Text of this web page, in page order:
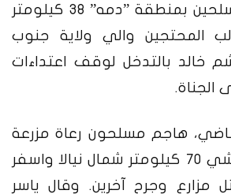
اليوم على يد مسلحين بمنطقة ”دمه” ٣٨ كيلومتر
المحتجين والي ولاية جنوب
خالد بالتدخل لوقف اعتداءات
الجناة.
هاجم مسلحون رعاة مزرعة
شرق مدينة منواشي ٧٠ كيلومتر شمال نيالا واسفر
مزارع وجرح آخرين. وقال ياسر